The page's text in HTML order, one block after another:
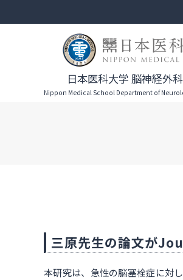
日本医科大学 脳神経外
Nippon Medical School Department of
三原先生の論文が
本研究は、急性の脳塞栓症に対